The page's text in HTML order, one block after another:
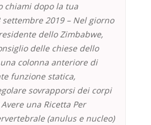
chiami dopo la tua
2019 – Nel giorno
dello Zimbabwe,
delle chiese dello
colonna anteriore di
funzione statica,
sovrapporsi dei corpi
una Ricetta Per
(anulus e nucleo)